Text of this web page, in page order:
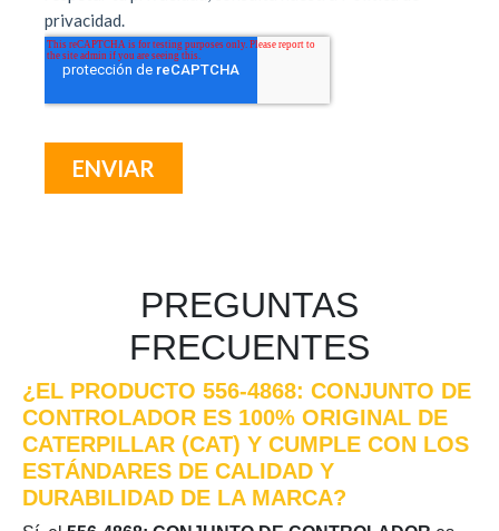
PREGUNTAS
FRECUENTES
¿EL PRODUCTO 556-4868: CONJUNTO DE
CONTROLADOR ES 100% ORIGINAL DE
CATERPILLAR (CAT) Y CUMPLE CON LOS
ESTÁNDARES DE CALIDAD Y
DURABILIDAD DE LA MARCA?